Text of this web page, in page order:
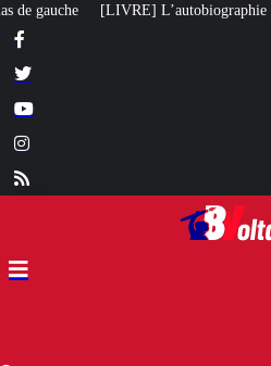
intellectuelle de Michel Maffesoli